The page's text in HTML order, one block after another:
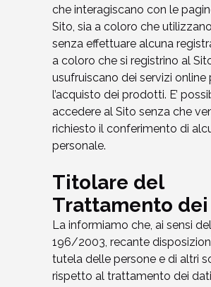
che interagiscano con le
Sito, sia a coloro che
senza effettuare alcuna
a coloro che si registrino al
usufruiscano dei servizi online
l’acquisto dei prodotti. E’
accedere al Sito senza che
richiesto il conferimento di
personale.
Titolare del
Trattamento dei
La informiamo che, ai sensi
196/2003, recante
tutela delle persone e di altri
rispetto al trattamento dei dati